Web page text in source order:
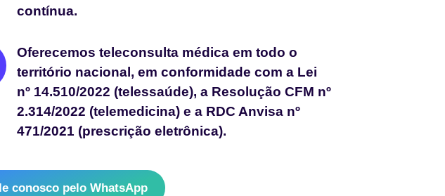
contínua.
Oferecemos teleconsulta médica em todo o
território nacional, em conformidade com a Lei
nº 14.510/2022 (telessaúde), a Resolução CFM nº
2.314/2022 (telemedicina) e a RDC Anvisa nº
471/2021 (prescrição eletrônica).
conosco pelo WhatsApp